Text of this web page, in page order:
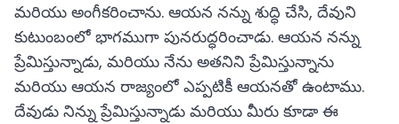
మరియు అంగీకరించాను. ఆయన నన్ను శుద్ధి చేసి, దేవుని
కుటుంబంలో భాగముగా పునరుద్ధరించాడు. ఆయన నన్ను
ప్రేమిస్తున్నాడు, మరియు నేను అతనిని ప్రేమిస్తున్నాను
మరియు ఆయన రాజ్యంలో ఎప్పటికీ ఆయనతో ఉంటాము.
దేవుడు నిన్ను ప్రేమిస్తున్నాడు మరియు మీరు కూడా ఈ